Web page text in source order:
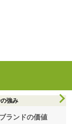
強み
ランドの価値